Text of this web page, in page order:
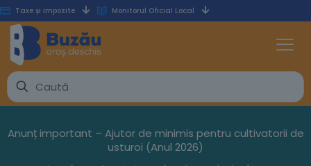
Taxe și impozite Monitorul Oficial Local
Anunț important – Ajutor de minimis pentru cultivatorii de
usturoi (Anul 2026)